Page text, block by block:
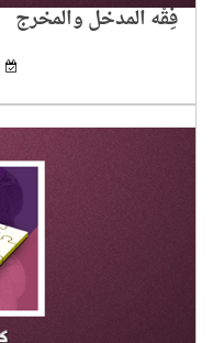
فِقْه المدخل والمخرج